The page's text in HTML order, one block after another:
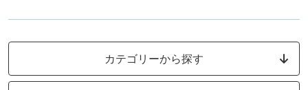
カテゴリーから探す